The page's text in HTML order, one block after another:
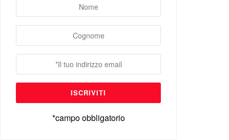
*campo obbligatorio